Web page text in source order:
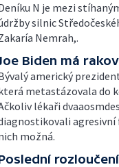
N je mezi
silnic
Nemrah,.
Biden má
americký
metastázovala do
lékaři
agresivní
možná.